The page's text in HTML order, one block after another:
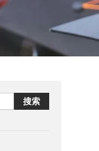
搜索